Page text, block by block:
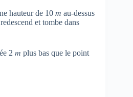
hauteur de 10 𝑚 au-dessus
et tombe dans
2 𝑚 plus bas que le point